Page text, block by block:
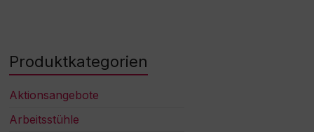
Produktkategorien
Aktionsangebote
Arbeitsstühle